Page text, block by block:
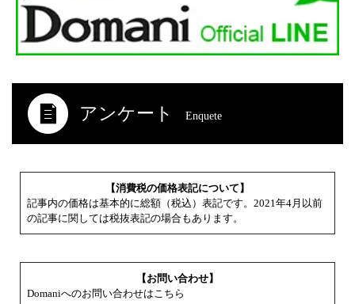
アンケート Enquete
【消費税の価格表記について】
記事内の価格は基本的に総額（税込）表記です。2021年4月以前
の記事に関しては税抜表記の場合もあります。
【お問い合わせ】
Domaniへのお問い合わせはこちら